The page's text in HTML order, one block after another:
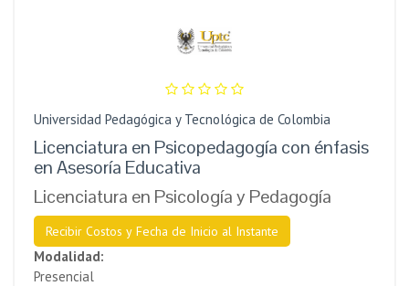
Universidad Pedagógica y Tecnológica de Colombia
Licenciatura en Psicopedagogía con énfasis
en Asesoría Educativa
Licenciatura en Psicología y Pedagogía
Recibir Costos y Fecha de Inicio al Instante
Modalidad:
Presencial